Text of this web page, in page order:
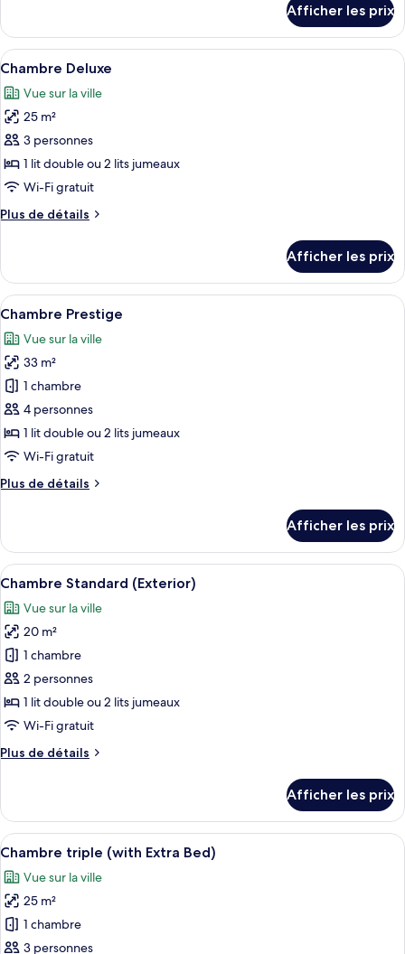
Chambre
Standard
(Interior)
Chambre
Standard
(Interior)
Afficher les prix
Afficher
toutes
les
photos
pour
ce
type
chambre :
Une chambre d’hôtel avec un lit, un
8
Chambre Deluxe
Vue sur la ville
25 m²
3 personnes
1 lit double ou 2 lits jumeaux
Wi-Fi gratuit
Plus de détails
Plus
Chambre
Deluxe
Afficher les prix
Afficher
toutes
les
photos
pour
ce
type
de
chambre :
Chambre
Une chambre d’hôtel avec deux lits,
12
Chambre Prestige
Vue sur la ville
33 m²
1 chambre
4 personnes
1 lit double ou 2 lits jumeaux
Wi-Fi gratuit
Plus de détails
Plus
Chambre
Prestige
Afficher les prix
Afficher
toutes
les
photos
pour
ce
type
de
chambre :
Chambre
Une chambre d’hôtel avec un grand
5
Chambre Standard (Exterior)
Vue sur la ville
20 m²
1 chambre
2 personnes
1 lit double ou 2 lits jumeaux
Wi-Fi gratuit
Plus de détails
Plus
Chambre
Standard
(Exterior)
Afficher les prix
Afficher
toutes
les
photos
pour
ce
Une chambre d’hôtel avec un grand
7
Chambre triple (with Extra Bed)
Vue sur la ville
25 m²
1 chambre
3 personnes